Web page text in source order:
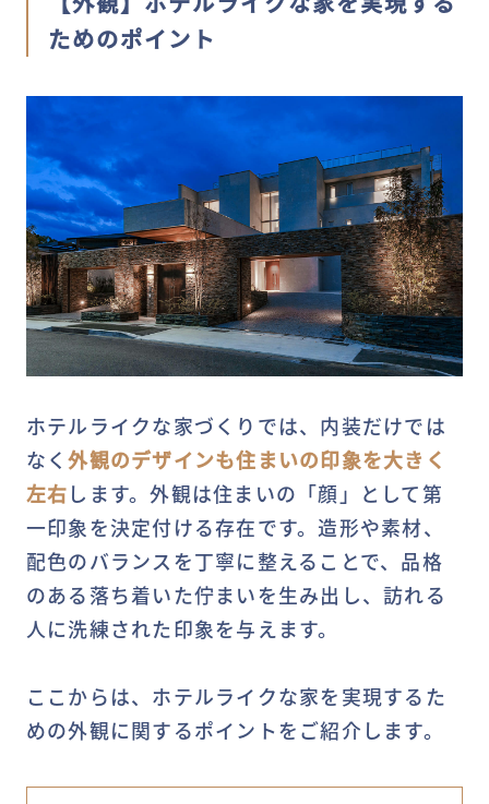
ためのポイント
ホテルライクな家づくりでは、内装だけでは
なく外観のデザインも住まいの印象を大きく
左右します。外観は住まいの「顔」として第
一印象を決定付ける存在です。造形や素材、
配色のバランスを丁寧に整えることで、品格
のある落ち着いた佇まいを生み出し、訪れる
人に洗練された印象を与えます。
ここからは、ホテルライクな家を実現するた
めの外観に関するポイントをご紹介します。